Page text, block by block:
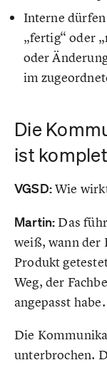
Interne
„fertig“ oder
oder
im
Die
ist
VGSD:Wie
Martin: Das
weiß, wann der
Produkt
Weg, der
angepasst habe.
Die
unterbrochen.